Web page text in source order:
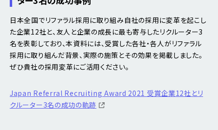
日本全国でリファラル採用に取り組み自社の採用に変革を起こし
た企業12社と、友人と企業の成長に最も寄与したリクルーター3
名を表彰しており、本資料には、受賞した各社・各人がリファラル
採用に取り組んだ背景、実際の施策とその効果を掲載しました。
ぜひ貴社の採用変革にご活用ください。
Japan Referral Recruiting Award 2021 受賞企業12社とリ
クルーター3名の成功の軌跡